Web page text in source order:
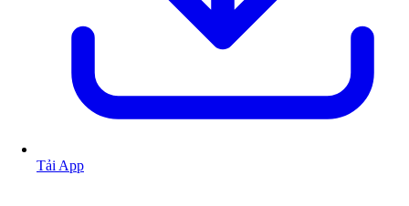
Tải App